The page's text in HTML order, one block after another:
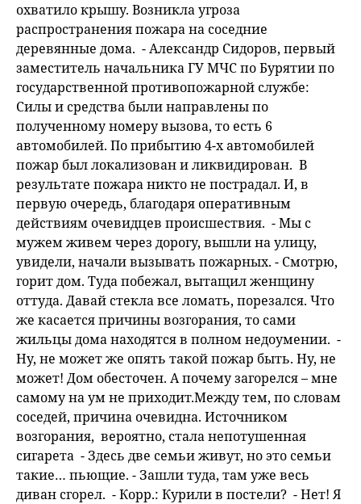
охватило крышу. Возникла угроза
распространения пожара на соседние
деревянные дома. - Александр Сидоров, первый
заместитель начальника ГУ МЧС по Бурятии по
государственной противопожарной службе:
Силы и средства были направлены по
полученному номеру вызова, то есть 6
автомобилей. По прибытию 4-х автомобилей
пожар был локализован и ликвидирован. В
результате пожара никто не пострадал. И, в
первую очередь, благодаря оперативным
действиям очевидцев происшествия. - Мы с
мужем живем через дорогу, вышли на улицу,
увидели, начали вызывать пожарных. - Смотрю,
горит дом. Туда побежал, вытащил женщину
оттуда. Давай стекла все ломать, порезался. Что
же касается причины возгорания, то сами
жильцы дома находятся в полном недоумении. -
Ну, не может же опять такой пожар быть. Ну, не
может! Дом обесточен. А почему загорелся – мне
самому на ум не приходит.Между тем, по словам
соседей, причина очевидна. Источником
возгорания, вероятно, стала непотушенная
сигарета - Здесь две семьи живут, но это семьи
такие… пьющие. - Зашли туда, там уже весь
диван сгорел. - Корр.: Курили в постели? - Нет! Я